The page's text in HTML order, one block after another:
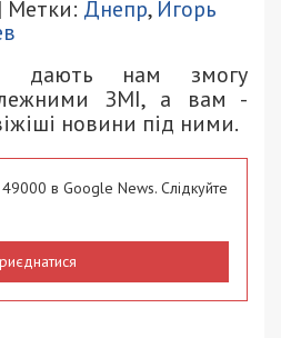
| Метки: Днепр, Игорь
дають нам змогу
ЗМІ, а вам -
новини під ними.
в Google News. Слідкуйте